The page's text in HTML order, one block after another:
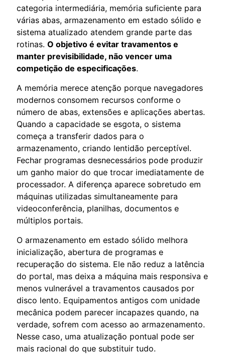
categoria intermediária, memória suficiente para
várias abas, armazenamento em estado sólido e
sistema atualizado atendem grande parte das
rotinas. O objetivo é evitar travamentos e
manter previsibilidade, não vencer uma
competição de especificações.
A memória merece atenção porque navegadores
modernos consomem recursos conforme o
número de abas, extensões e aplicações abertas.
Quando a capacidade se esgota, o sistema
começa a transferir dados para o
armazenamento, criando lentidão perceptível.
Fechar programas desnecessários pode produzir
um ganho maior do que trocar imediatamente de
processador. A diferença aparece sobretudo em
máquinas utilizadas simultaneamente para
videoconferência, planilhas, documentos e
múltiplos portais.
O armazenamento em estado sólido melhora
inicialização, abertura de programas e
recuperação do sistema. Ele não reduz a latência
do portal, mas deixa a máquina mais responsiva e
menos vulnerável a travamentos causados por
disco lento. Equipamentos antigos com unidade
mecânica podem parecer incapazes quando, na
verdade, sofrem com acesso ao armazenamento.
Nesse caso, uma atualização pontual pode ser
mais racional do que substituir tudo.